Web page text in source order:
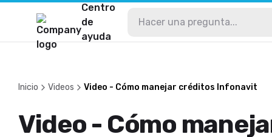
Centro
de
ayuda
Inicio Videos Video - Cómo manejar créditos Infonavit
Video - Cómo